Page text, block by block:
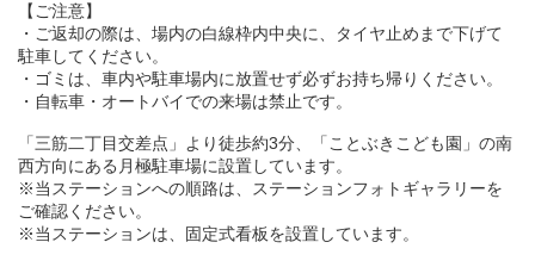
【ご注意】
・ご返却の際は、場内の白線枠内中央に、タイヤ止めまで下げて
駐車してください。
・ゴミは、車内や駐車場内に放置せず必ずお持ち帰りください。
・自転車・オートバイでの来場は禁止です。
「三筋二丁目交差点」より徒歩約3分、「ことぶきこども園」の南
西方向にある月極駐車場に設置しています。
※当ステーションへの順路は、ステーションフォトギャラリーを
ご確認ください。
※当ステーションは、固定式看板を設置しています。